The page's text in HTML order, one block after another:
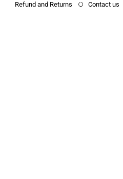
Contact us
Refund and Returns